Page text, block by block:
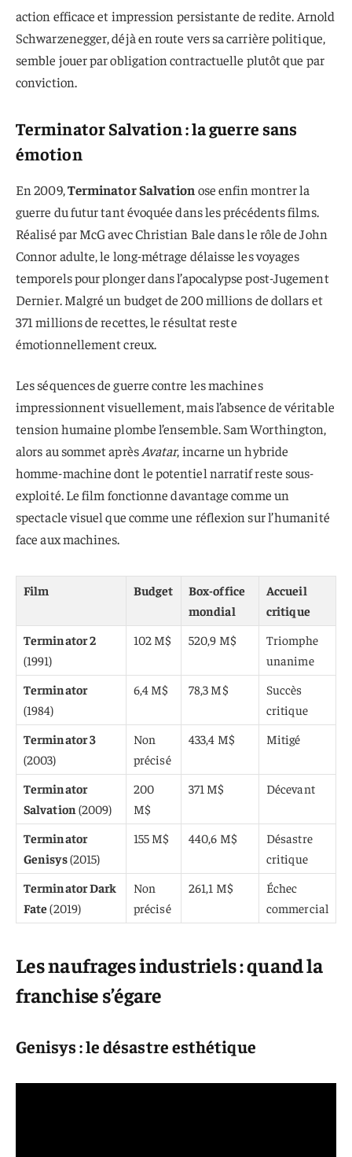
action efficace et impression persistante de redite. Arnold
Schwarzenegger, déjà en route vers sa carrière politique,
semble jouer par obligation contractuelle plutôt que par
conviction.
Terminator Salvation : la guerre sans
émotion
En 2009,Terminator Salvationose enfin montrer la
guerre du futur tant évoquée dans les précédents films.
Réalisé par McG avec Christian Bale dans le rôle de John
Connor adulte, le long-métrage délaisse les voyages
temporels pour plonger dans l’apocalypse post-Jugement
Dernier. Malgré un budget de 200 millions de dollars et
371 millions de recettes, le résultat reste
émotionnellement creux.
Les séquences de guerre contre les machines
impressionnent visuellement, mais l’absence de véritable
tension humaine plombe l’ensemble. Sam Worthington,
alors au sommet aprèsAvatar, incarne un hybride
homme-machine dont le potentiel narratif reste sous-
exploité. Le film fonctionne davantage comme un
spectacle visuel que comme une réflexion sur l’humanité
face aux machines.
Film Budget
Box-office
mondial
Accueil
critique
Terminator 2
(1991)
102 M$ 520,9 M$
Triomphe
unanime
Terminator
(1984)
6,4 M$ 78,3 M$
Succès
critique
Terminator 3
(2003)
Non
précisé
433,4 M$ Mitigé
Terminator
Salvation (2009)
200
M$
371 M$ Décevant
Terminator
Genisys(2015)
155 M$ 440,6 M$
Désastre
critique
Terminator Dark
Fate(2019)
Non
précisé
261,1 M$
Échec
commercial
Les naufrages industriels : quand la
franchise s’égare
Genisys : le désastre esthétique